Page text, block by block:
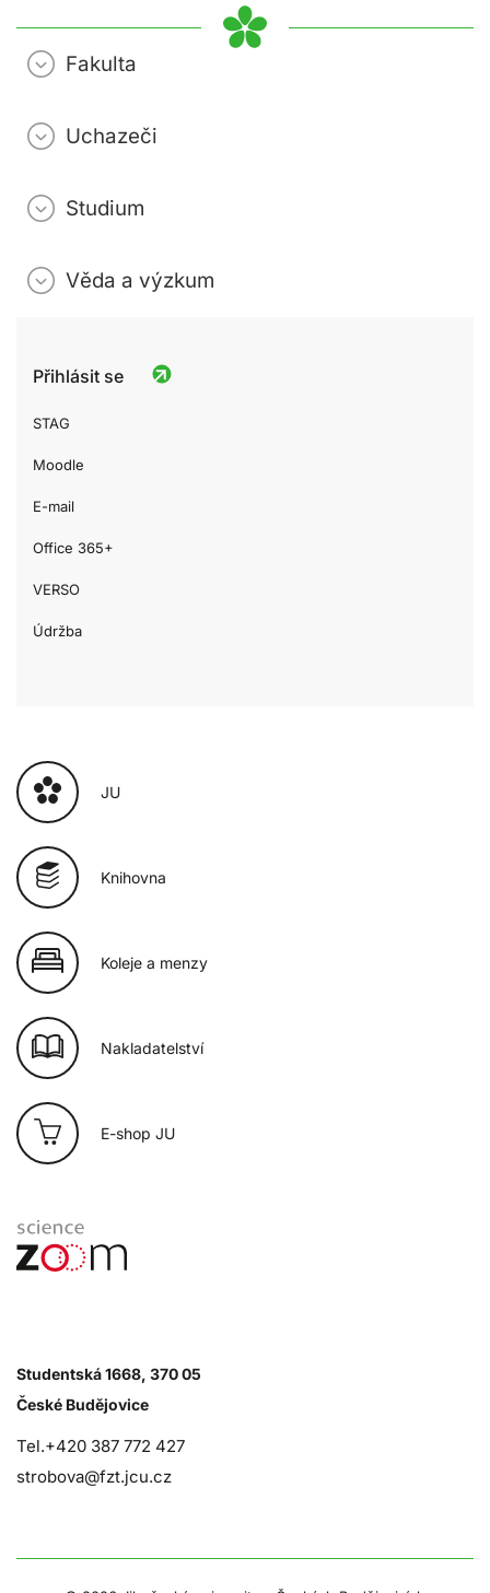
Fakulta
Uchazeči
Studium
Věda a výzkum
Přihlásit se
STAG
Moodle
E-mail
Office 365+
VERSO
Údržba
JU
Knihovna
Koleje a menzy
Nakladatelství
E-shop JU
Studentská 1668, 370 05
České Budějovice
Tel.+420 387 772 427
strobova@fzt.jcu.cz